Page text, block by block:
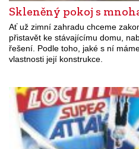
Skleněný pokoj s
Ať už zimní zahradu chceme
přistavět ke stávajícímu domu,
řešení. Podle toho, jaké s ní
vlastnosti její konstrukce.